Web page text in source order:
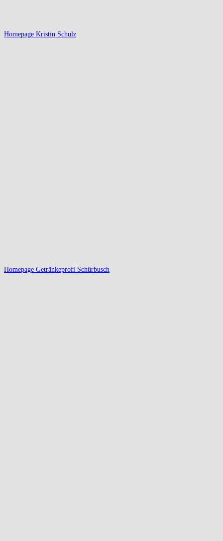
Homepage Kristin Schulz
Homepage Getränkeprofi Schürbusch